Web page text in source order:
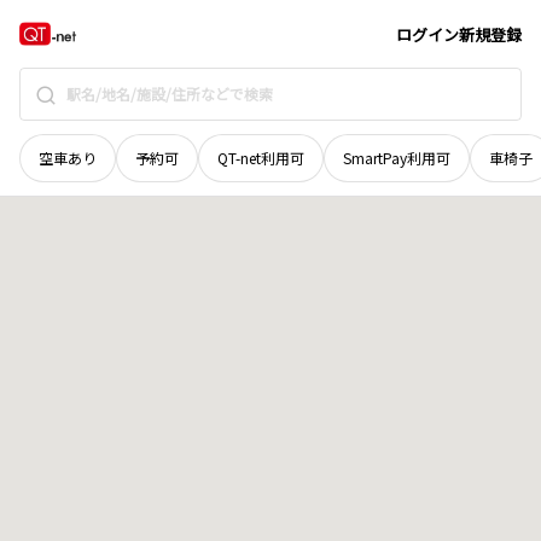
ログイン新規登録
空車あり 予約可 QT-net利用可 SmartPay利用可 車椅子
石川県